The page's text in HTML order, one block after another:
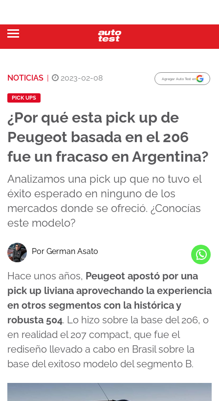
NOTICIAS | 2023-02-08 Agregar Auto Test en
PICK UPS
¿Por qué esta pick up de
Peugeot basada en el 206
fue un fracaso en Argentina?
Analizamos una pick up que no tuvo el
éxito esperado en ninguno de los
mercados donde se ofreció. ¿Conocías
este modelo?
Por German Asato
Hace unos años, Peugeot apostó por una
pick up liviana aprovechando la experiencia
en otros segmentos con la histórica y
robusta 504. Lo hizo sobre la base del 206, o
en realidad el 207 compact, que fue el
rediseño llevado a cabo en Brasil sobre la
base del exitoso modelo del segmento B.